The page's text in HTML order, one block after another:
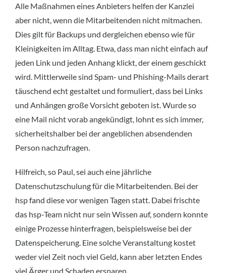
Alle Maßnahmen eines Anbieters helfen der Kanzlei
aber nicht, wenn die Mitarbeitenden nicht mitmachen.
Dies gilt für Backups und dergleichen ebenso wie für
Kleinigkeiten im Alltag. Etwa, dass man nicht einfach auf
jeden Link und jeden Anhang klickt, der einem geschickt
wird. Mittlerweile sind Spam- und Phishing-Mails derart
täuschend echt gestaltet und formuliert, dass bei Links
und Anhängen große Vorsicht geboten ist. Wurde so
eine Mail nicht vorab angekündigt, lohnt es sich immer,
sicherheitshalber bei der angeblichen absendenden
Person nachzufragen.
Hilfreich, so Paul, sei auch eine jährliche
Datenschutzschulung für die Mitarbeitenden. Bei der
hsp fand diese vor wenigen Tagen statt. Dabei frischte
das hsp-Team nicht nur sein Wissen auf, sondern konnte
einige Prozesse hinterfragen, beispielsweise bei der
Datenspeicherung. Eine solche Veranstaltung kostet
weder viel Zeit noch viel Geld, kann aber letzten Endes
viel Ärger und Schaden ersparen.